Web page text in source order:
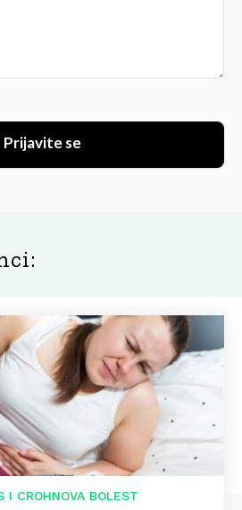
Prijavite se
I CROHNOVA BOLEST